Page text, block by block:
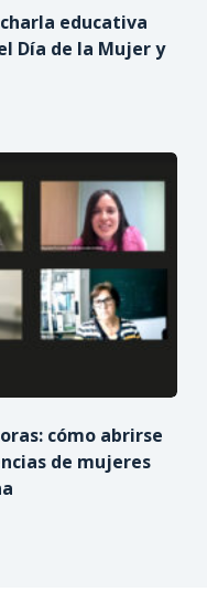
educativa
Día de la Mujer y
cómo abrirse
de mujeres